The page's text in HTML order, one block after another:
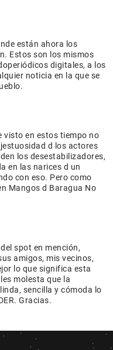
están ahora los
Estos son los mismos
digitales, a los
noticia en la que se
visto en estos tiempo no
d los actores
los desestabilizadores,
en las narices d un
con eso. Pero como
Mangos d Baragua No
spot en mención,
amigos, mis vecinos,
lo que significa esta
molesta que la
sencilla y cómoda lo
Gracias.